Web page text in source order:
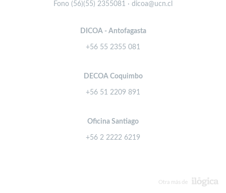
Fono (56)(55) 2355081 · dicoa@ucn.cl
DICOA - Antofagasta
+56 55 2355 081
DECOA Coquimbo
+56 51 2209 891
Oficina Santiago
+56 2 2222 6219